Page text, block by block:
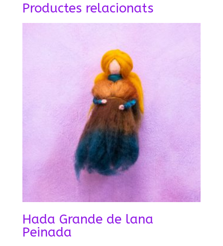
Productes relacionats
Hada Grande de lana
Peinada